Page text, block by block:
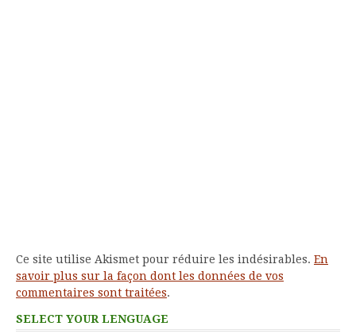
Ce site utilise Akismet pour réduire les indésirables. En
savoir plus sur la façon dont les données de vos
commentaires sont traitées.
SELECT YOUR LENGUAGE